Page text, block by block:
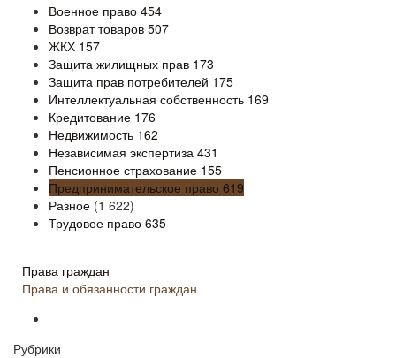
Военное право 454
Возврат товаров 507
ЖКХ 157
Защита жилищных прав 173
Защита прав потребителей 175
Интеллектуальная собственность 169
Кредитование 176
Недвижимость 162
Независимая экспертиза 431
Пенсионное страхование 155
Предпринимательское право 619
Разное (1 622)
Трудовое право 635
Права граждан
Права и обязанности граждан
Рубрики